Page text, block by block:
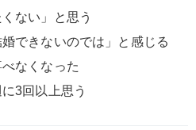
ない」と思う
できないのでは」と感じる
なくなった
3回以上思う